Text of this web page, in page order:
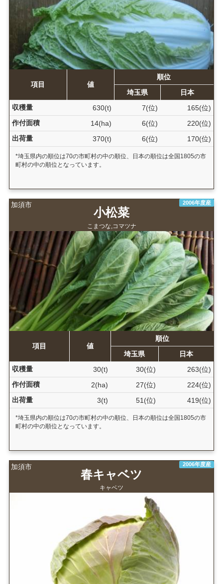
項目 値
順位
埼玉県
日本
収穫量
630(t) 7(位)
165(位)
作付面積
14(ha) 6(位)
220(位)
出荷量
370(t) 6(位) 170(位)
*埼玉県内の順位は70の市町村の中の順位、日本の順位は全国1805の市
町村の中の順位となっています。
加須市 2006年度産
小松菜
こまつな,コマツナ
項目 値
順位
埼玉県
日本
収穫量
30(t) 30(位)
263(位)
作付面積
2(ha) 27(位)
224(位)
出荷量
3(t) 51(位) 419(位)
*埼玉県内の順位は70の市町村の中の順位、日本の順位は全国1805の市
町村の中の順位となっています。
加須市 2006年度産
春キャベツ
キャベツ